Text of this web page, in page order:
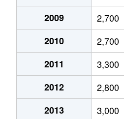
8,000万円
8,600万円
6,600万円
6,500万円
7,600万円
2009
2,700
2010
2,700
2011
3,300
2012
2,800
2013
3,000